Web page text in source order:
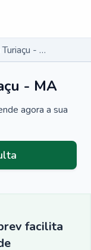
Nutricionista em Turiaçu - MA
- MA
agora a sua
facilita